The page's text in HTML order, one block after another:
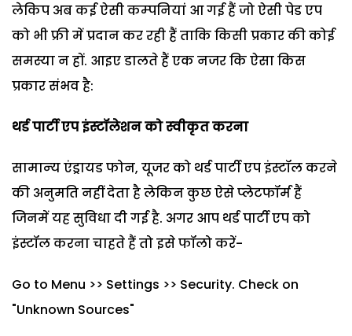
लेकिप अब कई ऐसी कम्‍पनियां आ गई हैं जो ऐसी पेड एप
को भी फ्री में प्रदान कर रही हैं ताकि किसी प्रकार की कोई
समस्‍या न हों. आइए डालते हैं एक नजर कि ऐसा किस
प्रकार संभव है:
थर्ड पार्टी एप इंस्‍टॉलेशन को स्‍वीकृत करना
सामान्‍य एंड्रायड फोन, यूजर को थर्ड पार्टी एप इंस्‍टॉल करने
की अनुमति नहीं देता है लेकिन कुछ ऐसे प्‍लेटफॉर्म हैं
जिनमें यह सुविधा दी गई है. अगर आप थर्ड पार्टी एप को
इंस्‍टॉल करना चाहते हैं तो इसे फॉलो करें-
Go to Menu >> Settings >> Security. Check on
"Unknown Sources"